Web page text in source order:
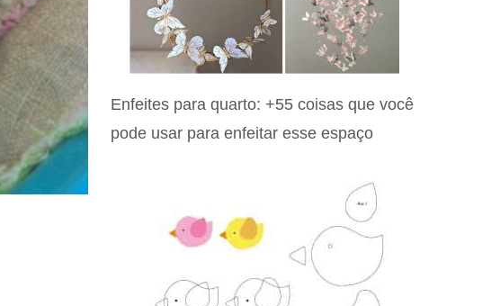
Enfeites para quarto: +55 coisas que você
pode usar para enfeitar esse espaço